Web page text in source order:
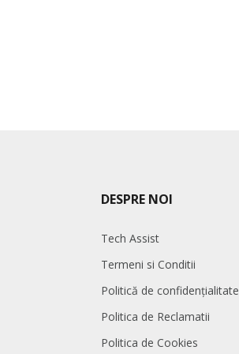
DESPRE NOI
Tech Assist
Termeni si Conditii
Politică de confidențialitate
Politica de Reclamatii
Politica de Cookies